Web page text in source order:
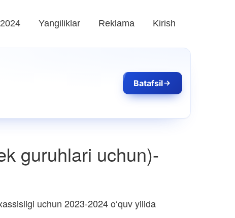
Yangiliklar Reklama Kirish
Batafsil
guruhlari uchun)-
uchun 2023-2024 o‘quv yilida